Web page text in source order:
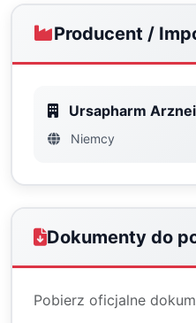
Producent /
Ursapharm
Niemcy
Dokumenty do
Pobierz oficjalne